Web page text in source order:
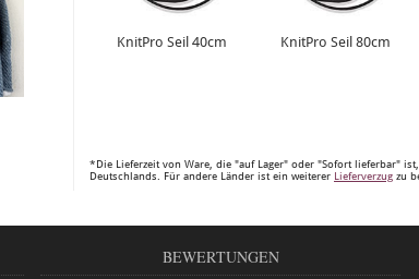
KnitPro Seil 40cm KnitPro Seil 80cm
*Die Lieferzeit von Ware, die "auf Lager" oder "Sofort lieferbar"
Deutschlands. Für andere Länder ist ein weiterer Lieferverzug zu
BEWERTUNGEN